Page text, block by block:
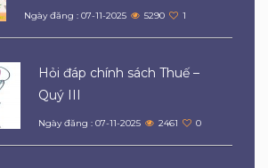
Ngày đăng : 07-11-2025 5290 1
Hỏi đáp chính sách Thuế –
Quý III
Ngày đăng : 07-11-2025 2461 0